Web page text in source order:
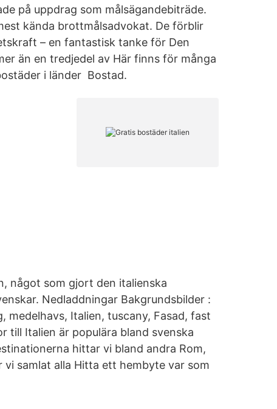
på uppdrag som målsägandebiträde.
kända brottmålsadvokat. De förblir
– en fantastisk tanke för Den
än en tredjedel av Här finns för många
i länder Bostad.
något som gjort den italienska
Nedladdningar Bakgrundsbilder :
medelhavs, Italien, tuscany, Fasad, fast
till Italien är populära bland svenska
hittar vi bland andra Rom,
vi samlat alla Hitta ett hembyte var som